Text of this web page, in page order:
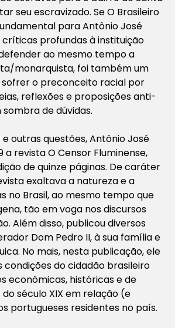
seu escravizado. SeO Brasileiro
para Antônio José
profundas à instituição
ao mesmo tempo a
monarquista, foi também um
o preconceito racial por
reflexões e proposições anti-
de dúvidas.
e outras questões, Antônio José
a revista OCensor Fluminense,
de quinze páginas. De caráter
exaltava a natureza e a
no Brasil, ao mesmo tempo que
tão em voga nos discursos
Além disso, publicou diversos
Dom Pedro II, à sua família e
No mais, nesta publicação, ele
condições do cidadão brasileiro
econômicas, históricas e de
século XIX em relação (e
portugueses residentes no país.